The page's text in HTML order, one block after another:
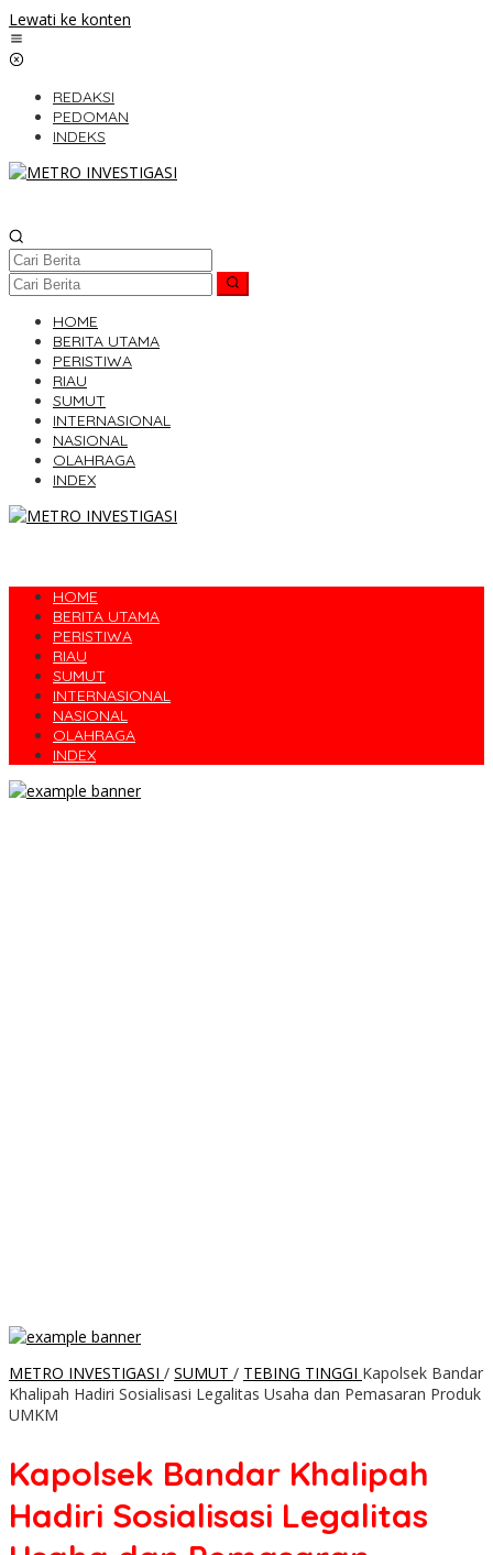
Lewati ke konten
REDAKSI
PEDOMAN
INDEKS
HOME
BERITA UTAMA
PERISTIWA
RIAU
SUMUT
INTERNASIONAL
NASIONAL
OLAHRAGA
INDEX
HOME
BERITA UTAMA
PERISTIWA
RIAU
SUMUT
INTERNASIONAL
NASIONAL
OLAHRAGA
INDEX
METRO INVESTIGASI / SUMUT / TEBING TINGGI Kapolsek Bandar
Khalipah Hadiri Sosialisasi Legalitas Usaha dan Pemasaran Produk
UMKM
Kapolsek Bandar Khalipah
Hadiri Sosialisasi Legalitas